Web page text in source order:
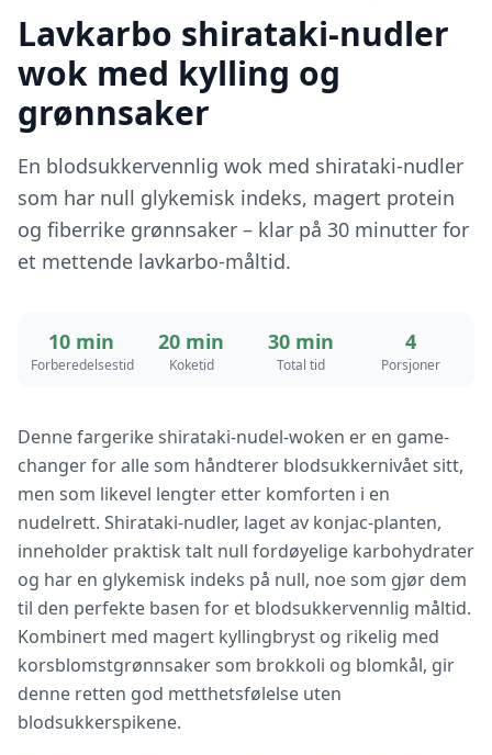
Lavkarbo shirataki-nudler
wok med kylling og
grønnsaker
En blodsukkervennlig wok med shirataki-nudler
som har null glykemisk indeks, magert protein
og fiberrike grønnsaker – klar på 30 minutter for
et mettende lavkarbo-måltid.
10 min
Forberedelsestid
20 min
Koketid
30 min
Total tid
4
Porsjoner
Denne fargerike shirataki-nudel-woken er en game-
changer for alle som håndterer blodsukkernivået sitt,
men som likevel lengter etter komforten i en
nudelrett. Shirataki-nudler, laget av konjac-planten,
inneholder praktisk talt null fordøyelige karbohydrater
og har en glykemisk indeks på null, noe som gjør dem
til den perfekte basen for et blodsukkervennlig måltid.
Kombinert med magert kyllingbryst og rikelig med
korsblomstgrønnsaker som brokkoli og blomkål, gir
denne retten god metthetsfølelse uten
blodsukkerspikene.